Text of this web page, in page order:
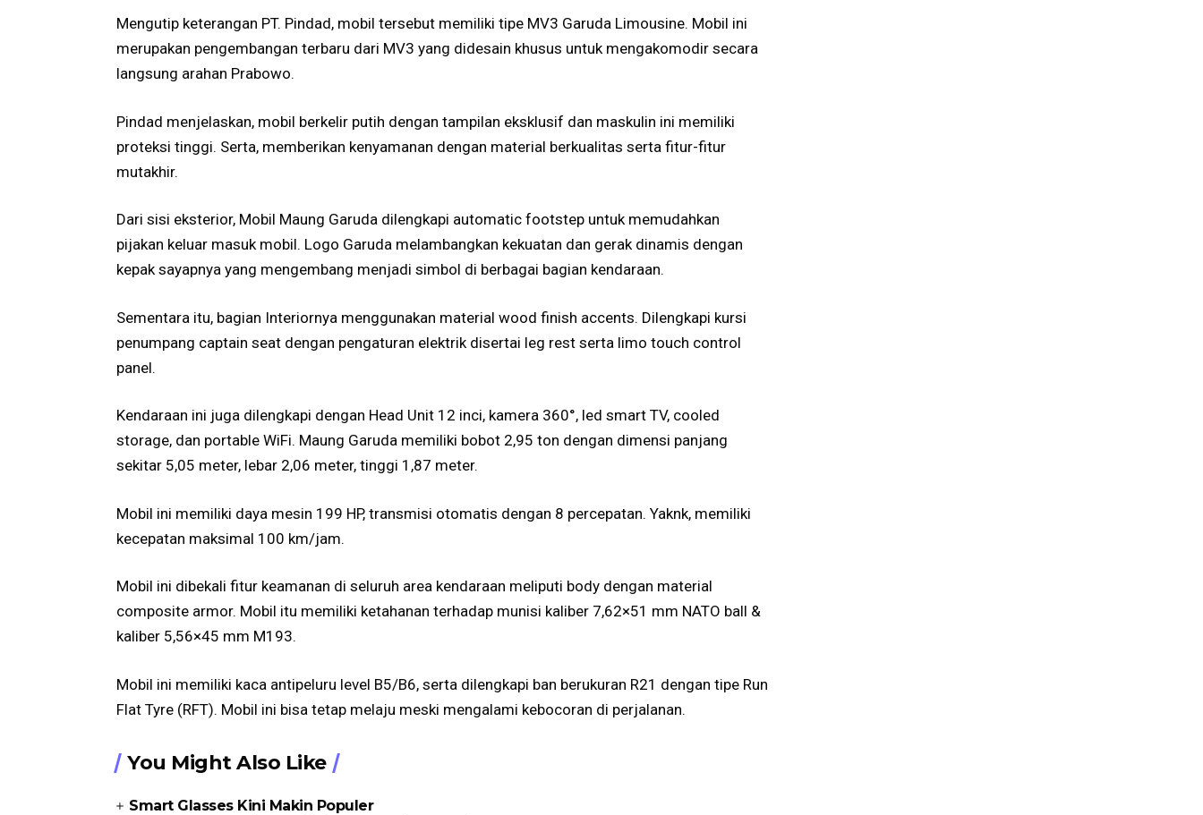
Mengutip keterangan PT. Pindad, mobil tersebut memiliki tipe MV3 Garuda Limousine. Mobil ini
merupakan pengembangan terbaru dari MV3 yang didesain khusus untuk mengakomodir secara
langsung arahan Prabowo.
Pindad menjelaskan, mobil berkelir putih dengan tampilan eksklusif dan maskulin ini memiliki
proteksi tinggi. Serta, memberikan kenyamanan dengan material berkualitas serta fitur-fitur
mutakhir.
Dari sisi eksterior, Mobil Maung Garuda dilengkapi automatic footstep untuk memudahkan
pijakan keluar masuk mobil. Logo Garuda melambangkan kekuatan dan gerak dinamis dengan
kepak sayapnya yang mengembang menjadi simbol di berbagai bagian kendaraan.
Sementara itu, bagian Interiornya menggunakan material wood finish accents. Dilengkapi kursi
penumpang captain seat dengan pengaturan elektrik disertai leg rest serta limo touch control
panel.
Kendaraan ini juga dilengkapi dengan Head Unit 12 inci, kamera 360°, led smart TV, cooled
storage, dan portable WiFi. Maung Garuda memiliki bobot 2,95 ton dengan dimensi panjang
sekitar 5,05 meter, lebar 2,06 meter, tinggi 1,87 meter.
Mobil ini memiliki daya mesin 199 HP, transmisi otomatis dengan 8 percepatan. Yaknk, memiliki
kecepatan maksimal 100 km/jam.
Mobil ini dibekali fitur keamanan di seluruh area kendaraan meliputi body dengan material
composite armor. Mobil itu memiliki ketahanan terhadap munisi kaliber 7,62×51 mm NATO ball &
kaliber 5,56×45 mm M193.
Mobil ini memiliki kaca antipeluru level B5/B6, serta dilengkapi ban berukuran R21 dengan tipe Run
Flat Tyre (RFT). Mobil ini bisa tetap melaju meski mengalami kebocoran di perjalanan.
You Might Also Like
Smart Glasses Kini Makin Populer